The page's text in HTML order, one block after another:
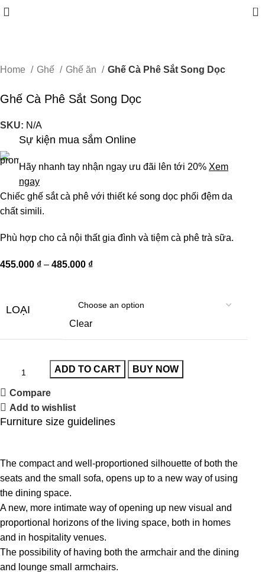
0
Home Ghế Ghế ăn Ghế Cà Phê Sắt Song Dọc
Ghế Cà Phê Sắt Song Dọc
SKU: N/A
Sự kiện mua sắm Online
Hãy nhanh tay nhận ngay ưu đãi lên tới 20% Xem
ngay
Chiếc ghế sắt cà phê với thiết ké song dọc phối đệm da
chất simili.
Phù hợp cho cả nội thất gia đình và tiệm cà phê trà sữa.
455.000 ₫ –485.000 ₫
LOẠI
Clear
ADD TO CART BUY NOW
Compare
Add to wishlist
Furniture size guidelines
The compact and well-proportioned silhouette of both the
seats and the small sofa, opens up to a new way of using
the dining space.
A new, more intimate way of opening up new visual and
proportional horizons of the living space, both in homes
and in hospitality venues.‎
The possibility of having both the armchair and the dining
and lounge small armchairs.